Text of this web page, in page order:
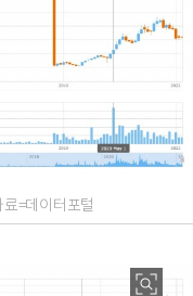
=데이터포털